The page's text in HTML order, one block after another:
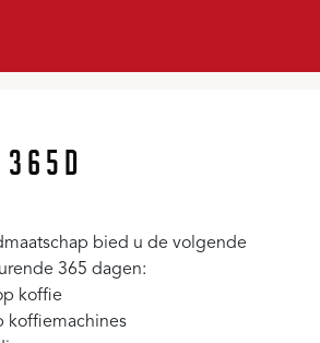
365D
bied u de volgende
365 dagen:
koffie
koffiemachines